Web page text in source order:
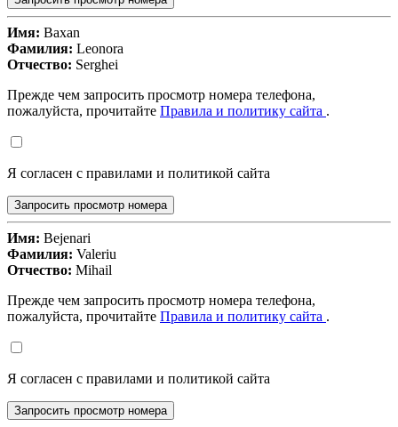
Имя: Baxan
Фамилия: Leonora
Отчество: Serghei
Прежде чем запросить просмотр номера телефона,
пожалуйста, прочитайте Правила и политику сайта .
Я согласен с правилами и политикой сайта
Запросить просмотр номера
Имя: Bejenari
Фамилия: Valeriu
Отчество: Mihail
Прежде чем запросить просмотр номера телефона,
пожалуйста, прочитайте Правила и политику сайта .
Я согласен с правилами и политикой сайта
Запросить просмотр номера